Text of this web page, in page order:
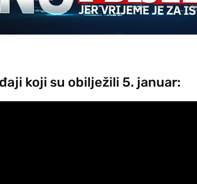
koji su obilježili 5. januar: